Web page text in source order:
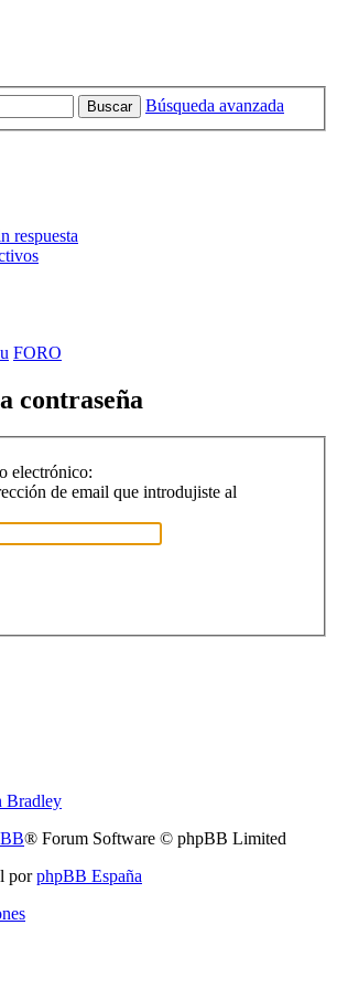
Buscar Búsqueda avanzada
respuesta
FORO
contraseña
electrónico:
de email que introdujiste al
Bradley
® Forum Software © phpBB Limited
porphpBB España